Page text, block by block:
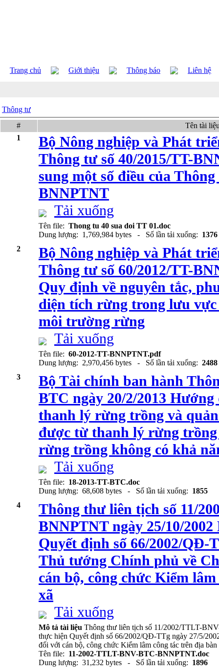
Trang chủ Giới thiệu Thông báo Liên hệ
Thông tư
#
Tên tài
1
Bộ Nông nghiệp và Phát
Thông tư số 40/2015/TT-
sung một số điều của
BNNPTNT
Tải xuống
Tên file: Thong tu 40 sua doi TT 01.doc
Dung lượng: 1,769,984 bytes - Số lần tải xuống: 1376
2
Bộ Nông nghiệp và Phát
Thông tư số 60/2012/TT-
Quy định về nguyên tắc,
diện tích rừng trong lưu
môi trường rừng
Tải xuống
Tên file: 60-2012-TT-BNNPTNT.pdf
Dung lượng: 2,970,456 bytes - Số lần tải xuống: 2488
3
Bộ Tài chính ban hành
BTC ngày 20/2/2013
thanh lý rừng trồng và
được từ thanh lý rừng
rừng trồng không có khả
Tải xuống
Tên file: 18-2013-TT-BTC.doc
Dung lượng: 68,608 bytes - Số lần tải xuống: 1855
4
Thông thư liên tịch số 11/
BNNPTNT ngày 25/10/
Quyết định số 66/2002/QĐ-
Thủ tướng Chính phủ về
cán bộ, công chức Kiểm
xã
Tải xuống
Mô tả tài liệu Thông thư liên tịch số 11/2002/TTLT-
thực hiện Quyết định số 66/2002/QĐ-TTg ngày 27/5/
đối với cán bộ, công chức Kiểm lâm công tác trên địa bàn
Tên file: 11-2002-TTLT-BNV-BTC-BNNPTNT.doc
Dung lượng: 31,232 bytes - Số lần tải xuống: 1896